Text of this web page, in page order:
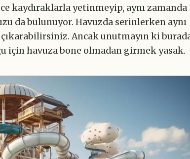
kaydıraklarla yetinmeyip, aynı zamanda
da bulunuyor. Havuzda serinlerken aynı
Ancak unutmayın ki
için havuza bone olmadan girmek yasak.